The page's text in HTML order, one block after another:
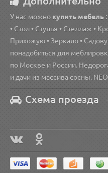
У нас можно купить мебель
• Стол • Стулья • Стеллаж •
Прихожую • Зеркало •
понадобиться для
по Москве и России.
и дачи из массива сосны.
Схема проезда